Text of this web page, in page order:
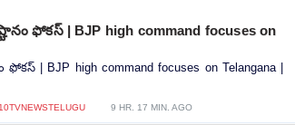
ఫోకస్ | BJP high command focuses on
| BJP high command focuses on Telangana |
10TVNEWSTELUGU 9 HR. 17 MIN. AGO